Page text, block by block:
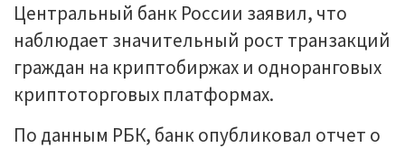
Центральный банк России заявил, что
наблюдает значительный рост транзакций
граждан на криптобиржах и одноранговых
криптоторговых платформах.
По данным РБК, банк опубликовал отчет о